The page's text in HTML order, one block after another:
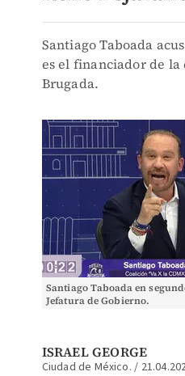
Santiago Taboada
es el financiador de la
Brugada.
Santiago Taboada en
Jefatura de Gobierno.
ISRAEL GEORGE
Ciudad de México. /